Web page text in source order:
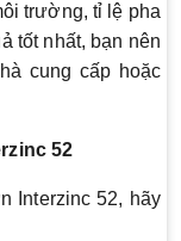
trường, tỉ lệ pha
tốt nhất, bạn nên
cung cấp hoặc
52
Interzinc 52, hãy